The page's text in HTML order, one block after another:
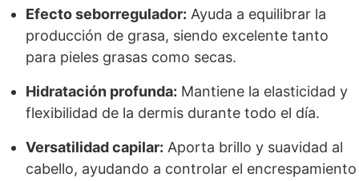
Efecto seborregulador: Ayuda a equilibrar la
producción de grasa, siendo excelente tanto
para pieles grasas como secas.
Hidratación profunda: Mantiene la elasticidad y
flexibilidad de la dermis durante todo el día.
Versatilidad capilar: Aporta brillo y suavidad al
cabello, ayudando a controlar el encrespamiento